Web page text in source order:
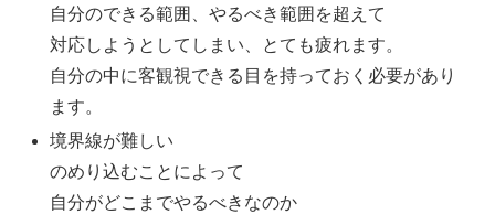
自分のできる範囲、やるべき範囲を超えて
対応しようとしてしまい、とても疲れます。
自分の中に客観視できる目を持っておく必要があり
ます。
境界線が難しい
のめり込むことによって
自分がどこまでやるべきなのか